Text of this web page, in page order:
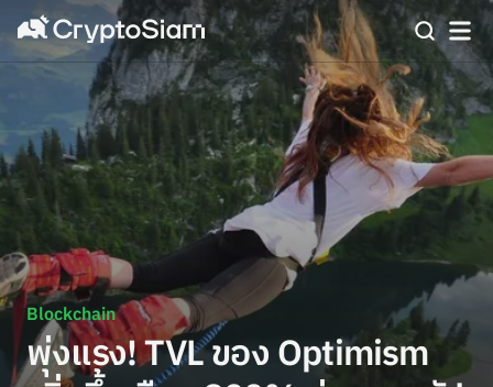
Blockchain
พุ่งแรง! TVL ของ Optimism